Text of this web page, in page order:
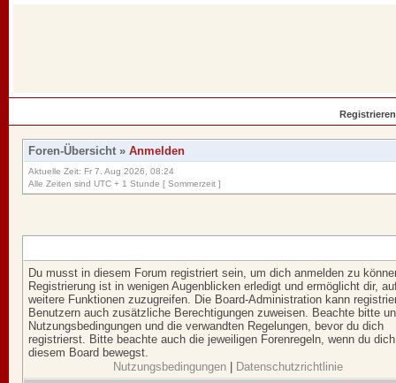
Registrieren
Foren-Übersicht » Anmelden
Aktuelle Zeit: Fr 7. Aug 2026, 08:24
Alle Zeiten sind UTC + 1 Stunde [ Sommerzeit ]
Du musst in diesem Forum registriert sein, um dich anmelden zu
Registrierung ist in wenigen Augenblicken erledigt und ermöglicht dir,
weitere Funktionen zuzugreifen. Die Board-Administration kann
Benutzern auch zusätzliche Berechtigungen zuweisen. Beachte bitte
Nutzungsbedingungen und die verwandten Regelungen, bevor du dich
registrierst. Bitte beachte auch die jeweiligen Forenregeln, wenn du
diesem Board bewegst.
Nutzungsbedingungen
Datenschutzrichtlinie